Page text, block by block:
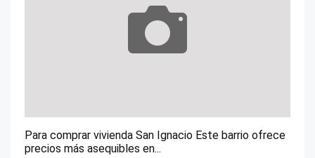
Para comprar vivienda San Ignacio Este barrio ofrece
precios más asequibles en...